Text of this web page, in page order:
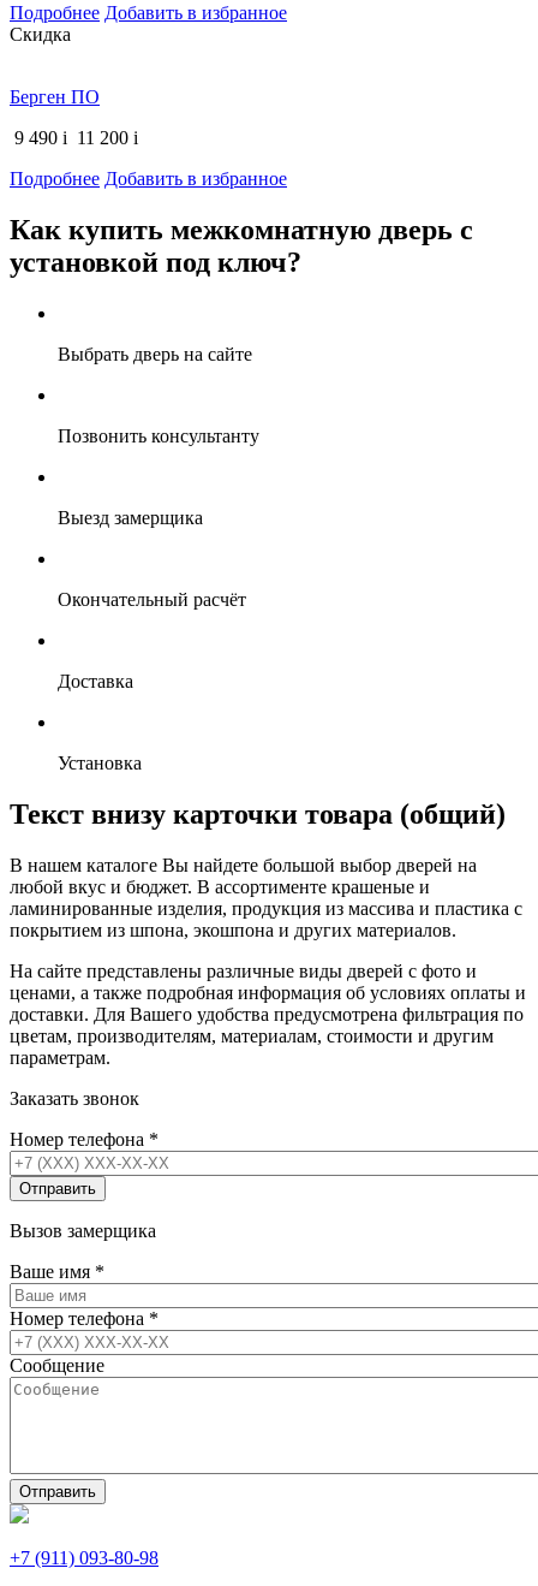
Подробнее Добавить в избранное
Скидка
Берген ПО
9 490 i 11 200 i
Подробнее Добавить в избранное
Как купить межкомнатную дверь с
установкой под ключ?
Выбрать дверь на сайте
Позвонить консультанту
Выезд замерщика
Окончательный расчёт
Доставка
Установка
Текст внизу карточки товара (общий)
В нашем каталоге Вы найдете большой выбор дверей на
любой вкус и бюджет. В ассортименте крашеные и
ламинированные изделия, продукция из массива и пластика с
покрытием из шпона, экошпона и других материалов.
На сайте представлены различные виды дверей с фото и
ценами, а также подробная информация об условиях оплаты и
доставки. Для Вашего удобства предусмотрена фильтрация по
цветам, производителям, материалам, стоимости и другим
параметрам.
Заказать звонок
Номер телефона *
Вызов замерщика
Ваше имя *
Номер телефона *
Сообщение
+7 (911) 093-80-98